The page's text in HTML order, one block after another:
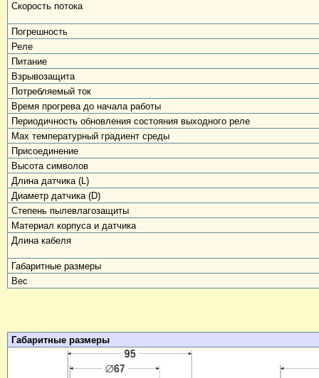
Скорость потока
Погрешность
Реле
Питание
Взрывозащита
Потребляемый ток
Время прогрева до начала работы
Периодичность обновления состояния выходного реле
Max температурный градиент среды
Присоединение
Высота символов
Длина датчика (L)
Диаметр датчика (D)
Степень пылевлагозащиты
Материал корпуса и датчика
Длина кабеля
Габаритные размеры
Вес
Габаритные размеры